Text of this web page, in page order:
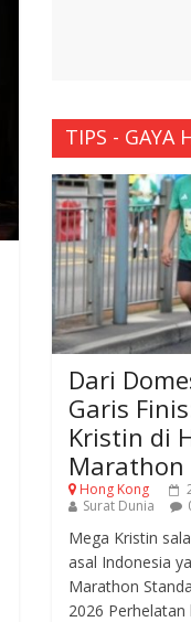
TIPS - GAYA
Dari
Garis
Kristin di
Marathon
Hong Kong
Surat Dunia
Mega Kristin
asal Indonesia
Marathon
2026